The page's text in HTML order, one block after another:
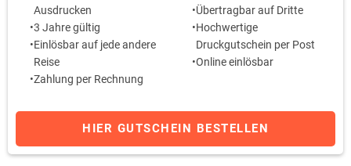
Ausdrucken
3 Jahre gültig
Einlösbar auf jede andere
Reise
Zahlung per Rechnung
Übertragbar auf Dritte
Hochwertige
Druckgutschein per Post
Online einlösbar
HIER GUTSCHEIN BESTELLEN